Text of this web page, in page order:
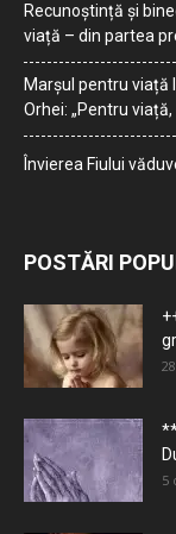
Recunoștință și
viață – din partea
Marșul pentru viață
Orhei: „Pentru
Învierea Fiului
POSTĂRI
5